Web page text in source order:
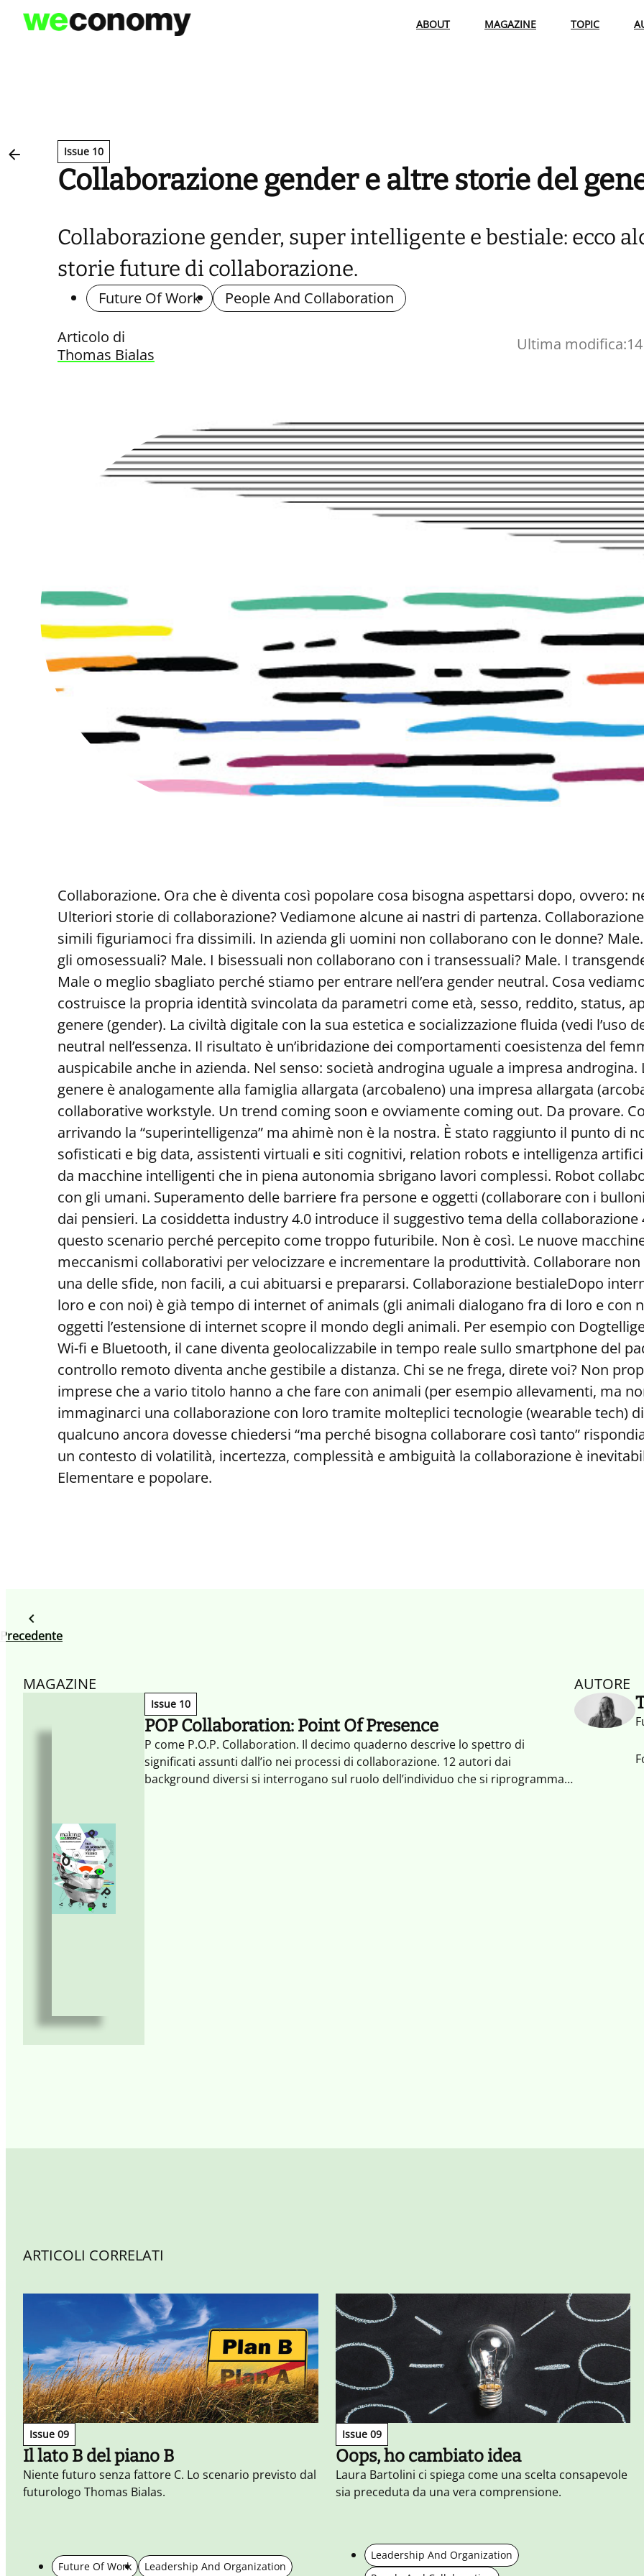
Vai
ABOUT MAGAZINE TOPIC
Issue 10
Collaborazione gender e altre storie del
Collaborazione gender, super intelligente e bestiale: ecco
storie future di collaborazione.
Future Of Work
People And Collaboration
Articolo di
Thomas Bialas
Ultima modifica:
Collaborazione. Ora che è diventa così popolare cosa bisogna aspettarsi dopo, ovvero:
Ulteriori storie di collaborazione? Vediamone alcune ai nastri di partenza.
simili figuriamoci fra dissimili. In azienda gli uomini non collaborano con le donne?
gli omosessuali? Male. I bisessuali non collaborano con i transessuali? Male. I
Male o meglio sbagliato perché stiamo per entrare nell’era gender neutral. Cosa
costruisce la propria identità svincolata da parametri come età, sesso, reddito, status,
genere (gender). La civiltà digitale con la sua estetica e socializzazione fluida (vedi l’uso
neutral nell’essenza. Il risultato è un’ibridazione dei comportamenti coesistenza del
auspicabile anche in azienda. Nel senso: società androgina uguale a impresa
genere è analogamente alla famiglia allargata (arcobaleno) una impresa allargata
collaborative workstyle. Un trend coming soon e ovviamente coming out. Da provare.
arrivando la “superintelligenza” ma ahimè non è la nostra. È stato raggiunto il punto di
sofisticati e big data, assistenti virtuali e siti cognitivi, relation robots e intelligenza
da macchine intelligenti che in piena autonomia sbrigano lavori complessi. Robot
con gli umani. Superamento delle barriere fra persone e oggetti (collaborare con i
dai pensieri. La cosiddetta industry 4.0 introduce il suggestivo tema della
questo scenario perché percepito come troppo futuribile. Non è così. Le nuove
meccanismi collaborativi per velocizzare e incrementare la produttività. Collaborare
una delle sfide, non facili, a cui abituarsi e prepararsi. Collaborazione bestialeDopo
loro e con noi) è già tempo di internet of animals (gli animali dialogano fra di loro e con
oggetti l’estensione di internet scopre il mondo degli animali. Per esempio con
Wi-fi e Bluetooth, il cane diventa geolocalizzabile in tempo reale sullo smartphone del
controllo remoto diventa anche gestibile a distanza. Chi se ne frega, direte voi? Non
imprese che a vario titolo hanno a che fare con animali (per esempio allevamenti, ma
immaginarci una collaborazione con loro tramite molteplici tecnologie (wearable tech)
qualcuno ancora dovesse chiedersi “ma perché bisogna collaborare così tanto”
un contesto di volatilità, incertezza, complessità e ambiguità la collaborazione è
Elementare e popolare.
Precedente
MAGAZINE
Issue 10
POP Collaboration: Point Of Presence
P come P.O.P. Collaboration. Il decimo quaderno descrive lo spettro di
significati assunti dall’io nei processi di collaborazione. 12 autori dai
background diversi si interrogano sul ruolo dell’individuo che si riprogramma e
AUTORE
ARTICOLI CORRELATI
Issue 09
Il lato B del piano B
Niente futuro senza fattore C. Lo scenario previsto dal
futurologo Thomas Bialas.
Future Of Work Leadership And Organization
Issue 09
Oops, ho cambiato idea
Laura Bartolini ci spiega come una scelta consapevole
sia preceduta da una vera comprensione.
Leadership And Organization